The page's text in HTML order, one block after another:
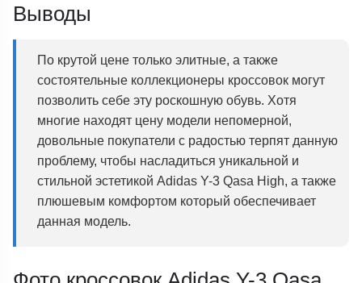
Выводы
По крутой цене только элитные, а также
состоятельные коллекционеры кроссовок могут
позволить себе эту роскошную обувь. Хотя
многие находят цену модели непомерной,
довольные покупатели с радостью терпят данную
проблему, чтобы насладиться уникальной и
стильной эстетикой Adidas Y-3 Qasa High, а также
плюшевым комфортом который обеспечивает
данная модель.